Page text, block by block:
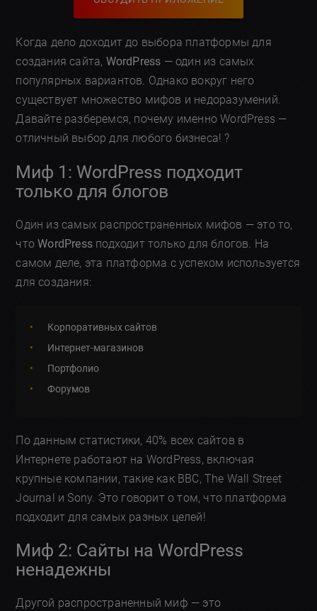
Когда дело доходит до выбора платформы для
создания сайта, WordPress — один из самых
популярных вариантов. Однако вокруг него
существует множество мифов и недоразумений.
Давайте разберемся, почему именно WordPress —
отличный выбор для любого бизнеса! ?
Миф 1: WordPress подходит
только для блогов
Один из самых распространенных мифов — это то,
чтоWordPress подходит только для блогов. На
самом деле, эта платформа с успехом используется
для создания:
Корпоративных сайтов
Интернет-магазинов
Портфолио
Форумов
По данным статистики, 40% всех сайтов в
Интернете работают на WordPress, включая
крупные компании, такие как BBC, The Wall Street
Journal и Sony. Это говорит о том, что платформа
подходит для самых разных целей!
Миф 2: Сайты на WordPress
ненадежны
Другой распространенный миф — это